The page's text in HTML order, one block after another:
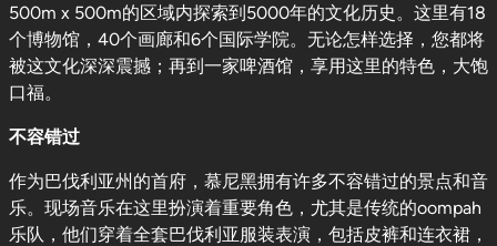
500m x 500m的区域内探索到5000年的文化历史。这里有18
个博物馆，40个画廊和6个国际学院。无论怎样选择，您都将
被这文化深深震撼；再到一家啤酒馆，享用这里的特色，大饱
口福。
不容错过
作为巴伐利亚州的首府，慕尼黑拥有许多不容错过的景点和音
乐。现场音乐在这里扮演着重要角色，尤其是传统的oompah
乐队，他们穿着全套巴伐利亚服装表演，包括皮裤和连衣裙，